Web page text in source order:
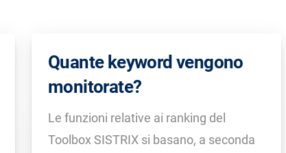
Quante keyword vengono
monitorate?
Le funzioni relative ai ranking del
Toolbox SISTRIX si basano, a seconda